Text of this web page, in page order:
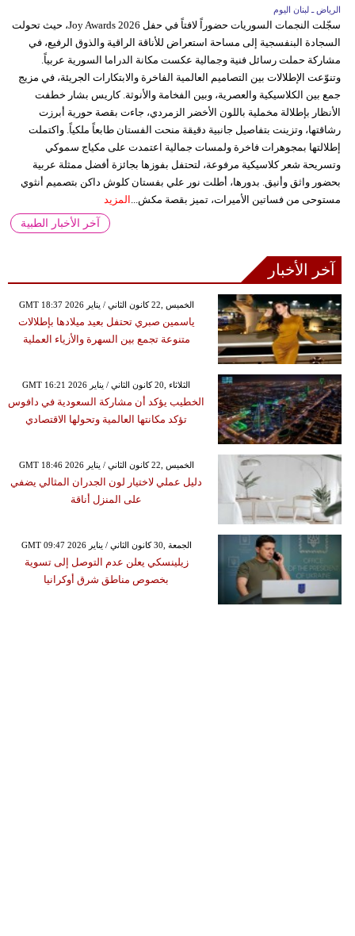
الرياض ـ لبنان اليوم
سجّلت النجمات السوريات حضوراً لافتاً في حفل Joy Awards 2026، حيث تحولت
السجادة البنفسجية إلى مساحة استعراض للأناقة الراقية والذوق الرفيع، في
مشاركة حملت رسائل فنية وجمالية عكست مكانة الدراما السورية عربياً.
وتنوّعت الإطلالات بين التصاميم العالمية الفاخرة والابتكارات الجريئة، في مزيج
جمع بين الكلاسيكية والعصرية، وبين الفخامة والأنوثة. كاريس بشار خطفت
الأنظار بإطلالة مخملية باللون الأخضر الزمردي، جاءت بقصة حورية أبرزت
رشاقتها، وتزينت بتفاصيل جانبية دقيقة منحت الفستان طابعاً ملكياً. واكتملت
إطلالتها بمجوهرات فاخرة ولمسات جمالية اعتمدت على مكياج سموكي
وتسريحة شعر كلاسيكية مرفوعة، لتحتفل بفوزها بجائزة أفضل ممثلة عربية
بحضور واثق وأنيق. بدورها، أطلت نور علي بفستان كلوش داكن بتصميم أنثوي
مستوحى من فساتين الأميرات، تميز بقصة مكش... المزيد
آخر الأخبار الطبية
آخر الأخبار
GMT 18:37 2026 الخميس ,22 كانون الثاني / يناير
ياسمين صبري تحتفل بعيد ميلادها بإطلالات
متنوعة تجمع بين السهرة والأزياء العملية
GMT 16:21 2026 الثلاثاء ,20 كانون الثاني / يناير
الخطيب يؤكد أن مشاركة السعودية في دافوس
تؤكد مكانتها العالمية وتحولها الاقتصادي
GMT 18:46 2026 الخميس ,22 كانون الثاني / يناير
دليل عملي لاختيار لون الجدران المثالي يضفي
على المنزل أناقة
GMT 09:47 2026 الجمعة ,30 كانون الثاني / يناير
زيلينسكي يعلن عدم التوصل إلى تسوية
بخصوص مناطق شرق أوكرانيا